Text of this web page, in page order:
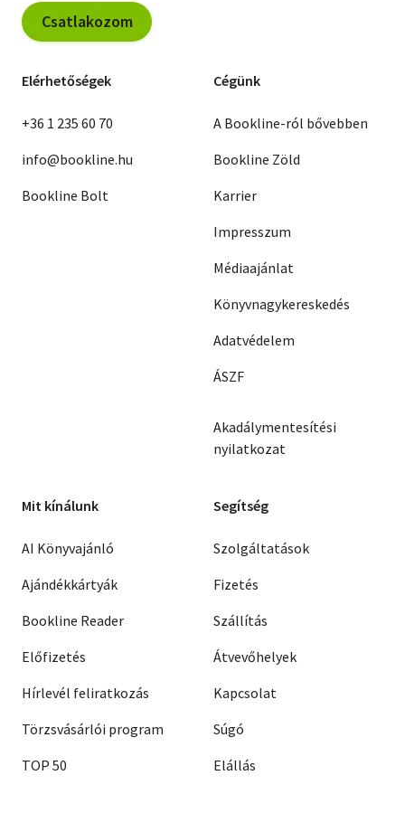
Csatlakozom
Elérhetőségek
+36 1 235 60 70
info@bookline.hu
Bookline Bolt
Cégünk
A Bookline-ról bővebben
Bookline Zöld
Karrier
Impresszum
Médiaajánlat
Könyvnagykereskedés
Adatvédelem
ÁSZF
Akadálymentesítési
nyilatkozat
Mit kínálunk
AI Könyvajánló
Ajándékkártyák
Bookline Reader
Előfizetés
Hírlevél feliratkozás
Törzsvásárlói program
TOP 50
Segítség
Szolgáltatások
Fizetés
Szállítás
Átvevőhelyek
Kapcsolat
Súgó
Elállás